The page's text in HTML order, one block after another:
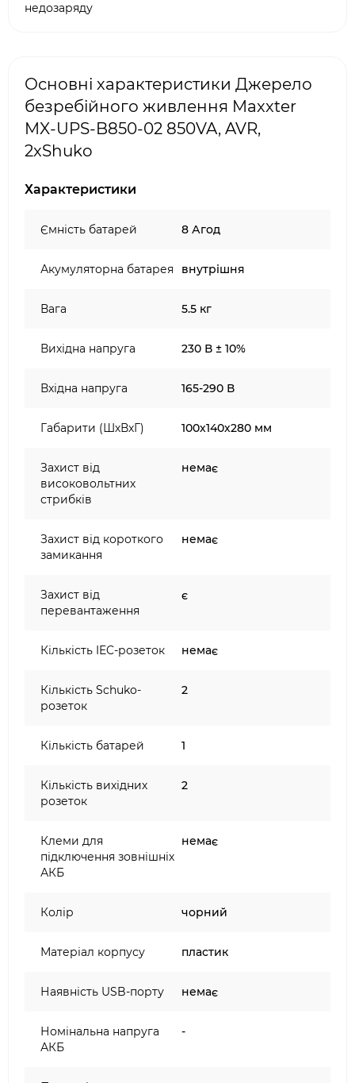
недозаряду
Основні характеристики Джерело
безребійного живлення Maxxter
MX-UPS-B850-02 850VA, AVR,
2xShuko
Характеристики
Ємність батарей 8 Агод
Акумуляторна батарея внутрішня
Вага 5.5 кг
Вихідна напруга 230 В ± 10%
Вхідна напруга 165-290 В
Габарити (ШхВхГ) 100х140х280 мм
Захист від
високовольтних
стрибків
немає
Захист від короткого
замикання
немає
Захист від
перевантаження
є
Кількість IEC-розеток немає
Кількість Schuko-
розеток
2
Кількість батарей 1
Кількість вихідних
розеток
2
Клеми для
підключення зовнішніх
АКБ
немає
Колір чорний
Матеріал корпусу пластик
Наявність USB-порту немає
Номінальна напруга
АКБ
-